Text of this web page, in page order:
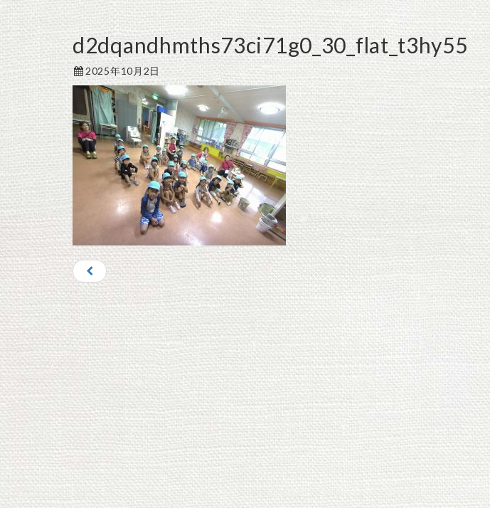
d2dqandhmths73ci71g0_30_flat_t3hy55
2025年10月2日